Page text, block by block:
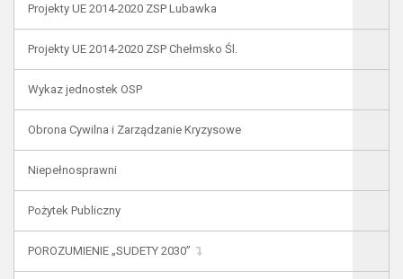
Projekty UE 2014-2020 ZSP Lubawka
Projekty UE 2014-2020 ZSP Chełmsko Śl.
Wykaz jednostek OSP
Obrona Cywilna i Zarządzanie Kryzysowe
Niepełnosprawni
Pożytek Publiczny
POROZUMIENIE „SUDETY 2030”